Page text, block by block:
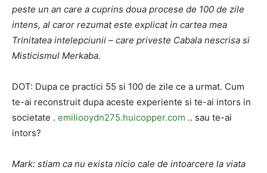
peste un an care a cuprins doua procese de 100 de zile
intens, al caror rezumat este explicat in cartea mea
Trinitatea intelepciunii – care priveste Cabala nescrisa si
Misticismul Merkaba.
DOT: Dupa ce practici 55 si 100 de zile ce a urmat. Cum
te-ai reconstruit dupa aceste experiente si te-ai intors in
societate . emiliooydn275.huicopper.com .. sau te-ai
intors?
Mark: stiam ca nu exista nicio cale de intoarcere la viata